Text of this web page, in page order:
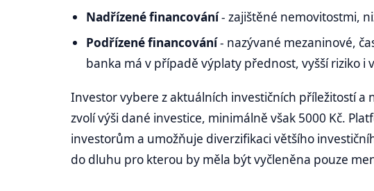
Nadřízené financování- zajištěné nemovitostmi,
Podřízené financování- nazývané mezaninové,
banka má v případě výplaty přednost, vyšší riziko i
Investor vybere z aktuálních investičních příležitostí a
zvolí výši dané investice, minimálně však 5000 Kč.
investorům a umožňuje diverzifikaci většího
do dluhu pro kterou by měla být vyčleněna pouze